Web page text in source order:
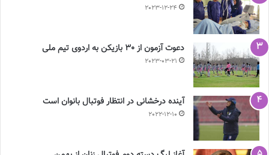
2023-12-24
دعوت آزمون از 30 بازیکن به اردوی تیم ملی
2023-03-21
آینده درخشانی در انتظار فوتبال بانوان است
2022-12-10